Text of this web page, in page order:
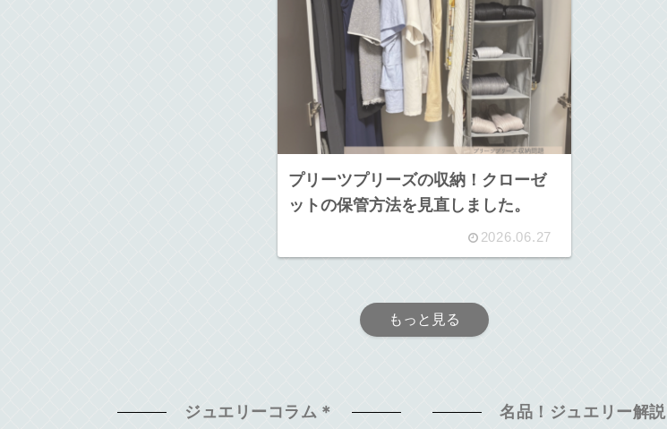
プリーツプリーズの収納！クローゼ
ットの保管方法を見直しました。
2026.06.27
もっと見る
ジュエリーコラム＊ 名品！ジュエリー解説